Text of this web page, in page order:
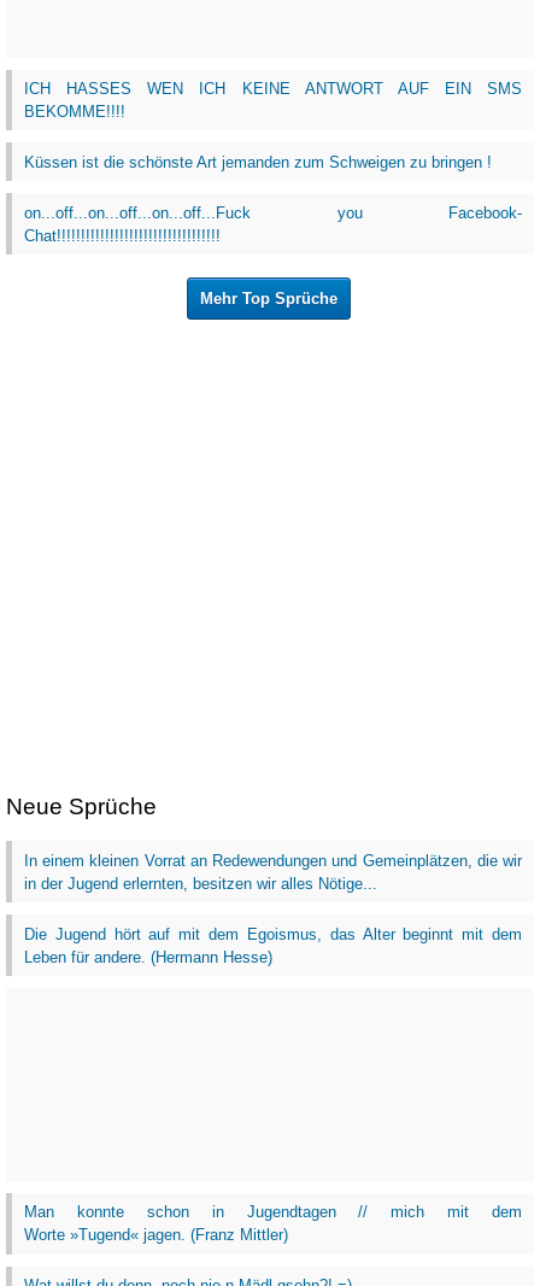
ICH HASSES WEN ICH KEINE ANTWORT AUF EIN SMS
BEKOMME!!!!
Küssen ist die schönste Art jemanden zum Schweigen zu bringen !
on...off...on...off...on...off...Fuck you Facebook-
Chat!!!!!!!!!!!!!!!!!!!!!!!!!!!!!!!!!!
Mehr Top Sprüche
Neue Sprüche
In einem kleinen Vorrat an Redewendungen und Gemeinplätzen, die wir
in der Jugend erlernten, besitzen wir alles Nötige...
Die Jugend hört auf mit dem Egoismus, das Alter beginnt mit dem
Leben für andere. (Hermann Hesse)
Man konnte schon in Jugendtagen // mich mit dem
Worte »Tugend« jagen. (Franz Mittler)